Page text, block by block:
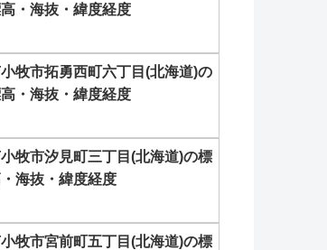
・海抜・緯度経度
牧市拓勇西町六丁目(北海道)の
・海抜・緯度経度
牧市汐見町三丁目(北海道)の標
海抜・緯度経度
牧市宮前町五丁目(北海道)の標